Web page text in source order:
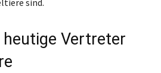
heutige Vertreter